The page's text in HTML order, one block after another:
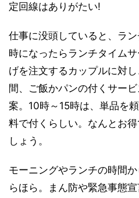
定回線はありがたい!
仕事に没頭していると、ラ
時になったらランチタイム
げを注文するカップルに対
間、ご飯かパンの付くサー
案。10時～15時は、単品を
料で付くらしい。なんとお
しょう。
モーニングやランチの時間
らほら。まん防や緊急事態